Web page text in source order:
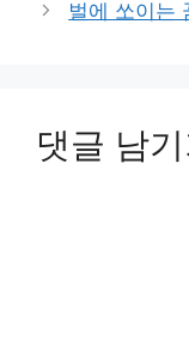
벌에 쏘이는
댓글 남